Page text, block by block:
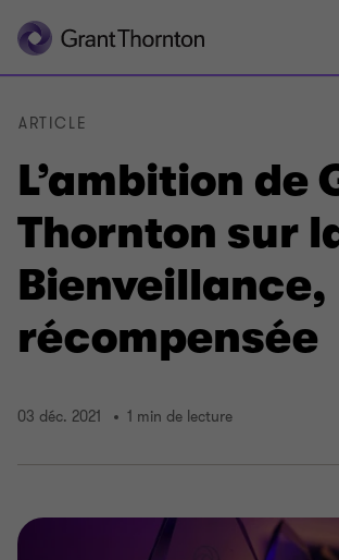
L’ambition de
Thornton sur
Bienveillance,
récompensée
ARTICLE
03 déc. 2021 1 min de lecture